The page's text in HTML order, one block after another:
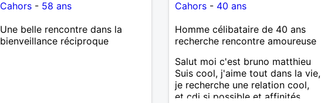
Cahors- 58 ans
Une belle rencontre dans la
bienveillance réciproque
Cahors - 40 ans
Homme célibataire de 40 ans
recherche rencontre amoureuse
Salut moi c'est bruno matthieu
Suis cool, j'aime tout dans la vie,
je recherche une relation cool,
et cdi si possible et affinités